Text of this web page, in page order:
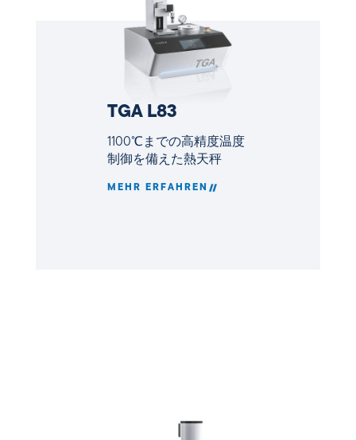
TGA L83
1100℃までの高精度温度
制御を備えた熱天秤
MEHR ERFAHREN